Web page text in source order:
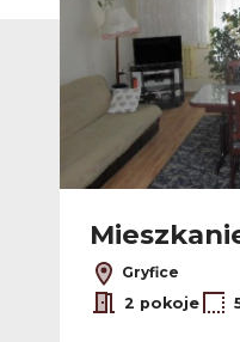
Gryfice
2 pokoje